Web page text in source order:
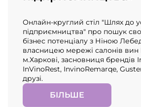
Онлайн-круглий стіл "Шлях до
підприємництва" про пошук
бізнес потенціалу з Ніною
власницею мережі салонів вин
м.Харкові, засновниця брендів
InVinoRest, InvinoRemarqe,
друзі.
БІЛЬШЕ